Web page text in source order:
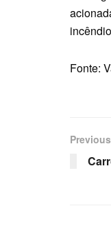
Fonte: